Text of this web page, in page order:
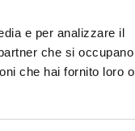
e per analizzare il
che si occupano
che hai fornito loro o